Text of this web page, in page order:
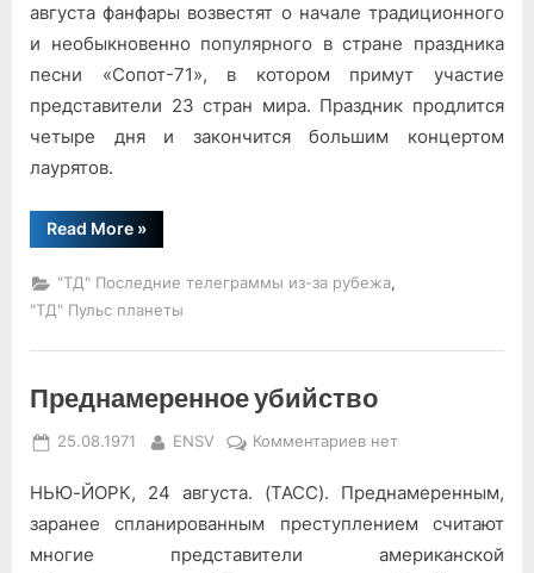
августа фанфары возве­стят о начале традиционного
и необыкновенно популярного в стране праздника
песни «Сопот-71», в котором примут уча­стие
представители 23 стран ми­ра. Праздник продлится
четыре дня и закончится большим концертом
лаурятов.
Read More“Сопот
встречает
»
"ТД" Последние телеграммы из-за рубежа,
"ТД" Пульс планеты
Преднамеренное убийство
Posted
25.08.1971 By
ENSV Комментариевк
Преднамеренное
убийство
нет
НЬЮ-ЙОРК, 24 августа. (ТАСС). Преднамеренным,
заранее сплани­рованным преступлением считают
многие представители американской